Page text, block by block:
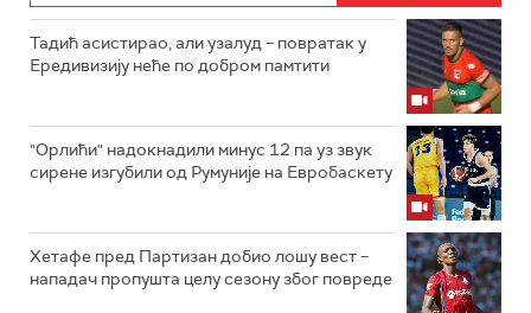
Тадић асистирао, али узалуд – повратак у
Ередивизију неће по добром памтити
"Орлићи" надокнадили минус 12 па уз звук
сирене изгубили од Румуније на Евробаскету
Хетафе пред Партизан добио лошу вест –
нападач пропушта целу сезону због повреде